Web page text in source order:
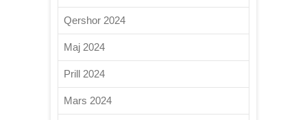
Qershor 2024
Maj 2024
Prill 2024
Mars 2024